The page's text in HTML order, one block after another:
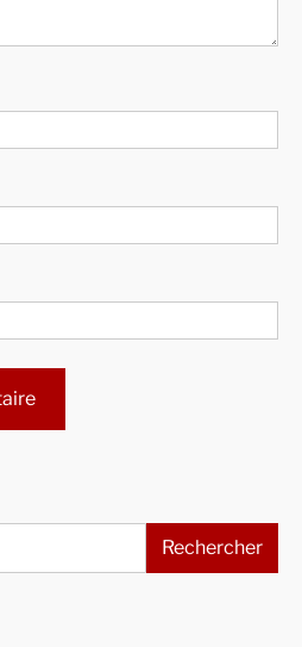
Rechercher